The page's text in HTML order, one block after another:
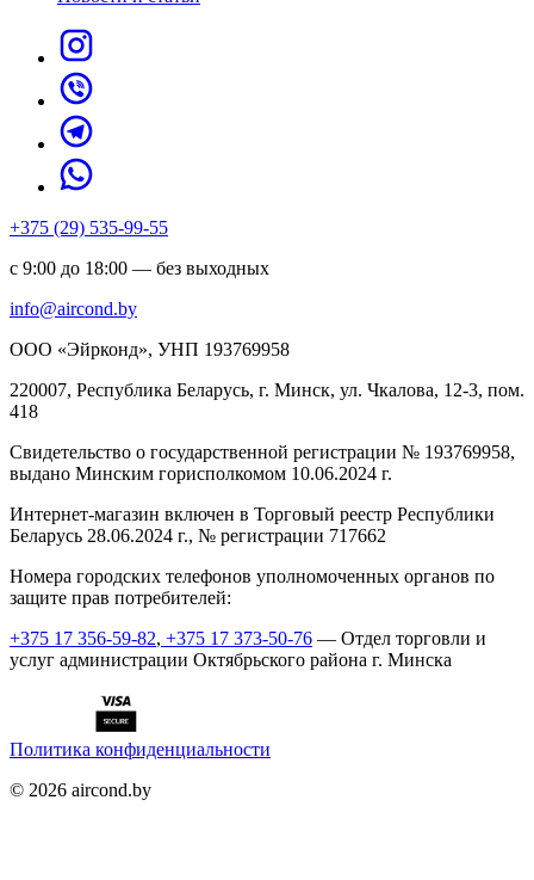
+375 (29) 535-99-55
с 9:00 до 18:00 — без выходных
info@aircond.by
ООО «Эйрконд», УНП 193769958
220007, Республика Беларусь, г. Минск, ул. Чкалова, 12-3, пом.
418
Cвидетельство о государственной регистрации № 193769958,
выдано Минским горисполкомом 10.06.2024 г.
Интернет-магазин включен в Торговый реестр Республики
Беларусь 28.06.2024 г., № регистрации 717662
Номера городских телефонов уполномоченных органов по
защите прав потребителей:
+375 17 356-59-82, +375 17 373-50-76 — Отдел торговли и
услуг администрации Октябрьского района г. Минска
Политика конфиденциальности
© 2026 aircond.by